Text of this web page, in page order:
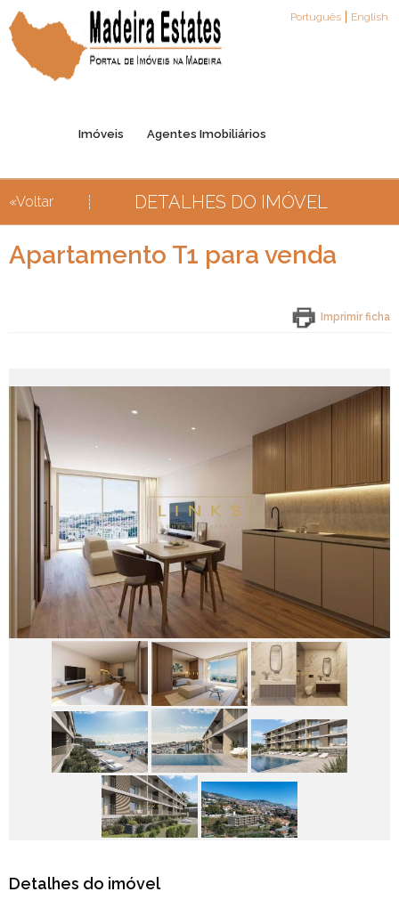
Português English
Imóveis Agentes Imobiliários
Registo de Agentes Parceiros Contactos
«Voltar DETALHES DO IMÓVEL
Apartamento T1 para venda
Imprimir ficha
Detalhes do imóvel